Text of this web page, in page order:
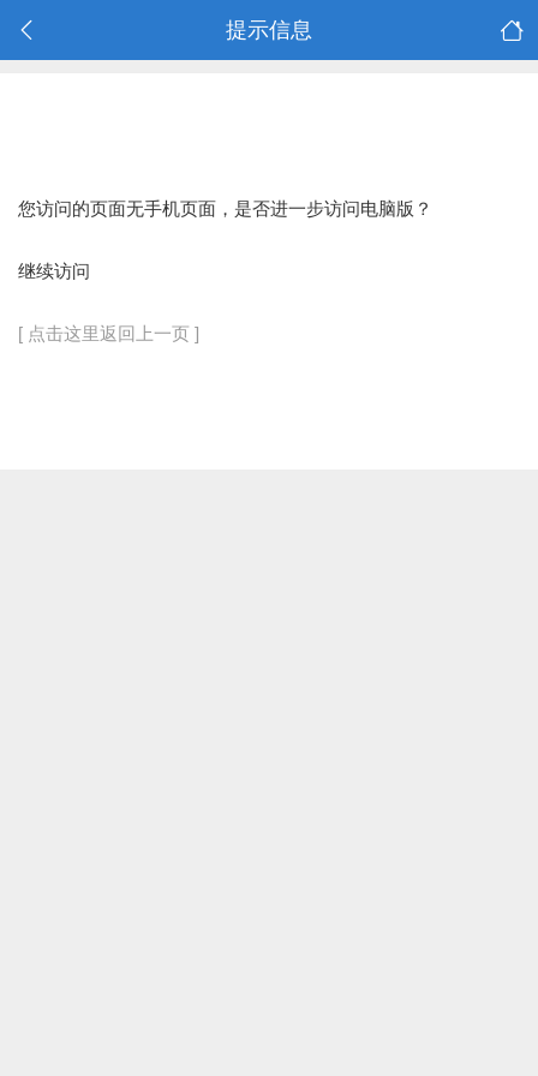
提示信息
您访问的页面无手机页面，是否进一步访问电脑版？
继续访问
[ 点击这里返回上一页 ]